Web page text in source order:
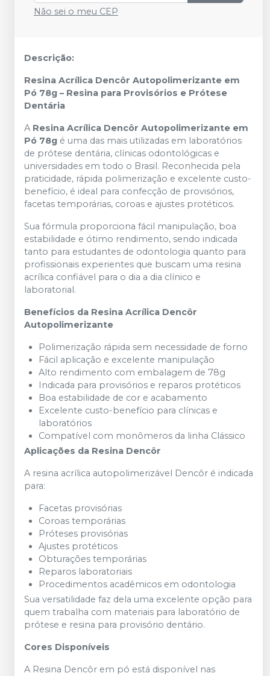
Não sei o meu CEP
Descrição:
Resina Acrílica Dencôr Autopolimerizante em
Pó 78g – Resina para Provisórios e Prótese
Dentária
A Resina Acrílica Dencôr Autopolimerizante em
Pó 78g é uma das mais utilizadas em laboratórios
de prótese dentária, clínicas odontológicas e
universidades em todo o Brasil. Reconhecida pela
praticidade, rápida polimerização e excelente custo-
benefício, é ideal para confecção de provisórios,
facetas temporárias, coroas e ajustes protéticos.
Sua fórmula proporciona fácil manipulação, boa
estabilidade e ótimo rendimento, sendo indicada
tanto para estudantes de odontologia quanto para
profissionais experientes que buscam uma resina
acrílica confiável para o dia a dia clínico e
laboratorial.
Benefícios da Resina Acrílica Dencôr
Autopolimerizante
Polimerização rápida sem necessidade de forno
Fácil aplicação e excelente manipulação
Alto rendimento com embalagem de 78g
Indicada para provisórios e reparos protéticos
Boa estabilidade de cor e acabamento
Excelente custo-benefício para clínicas e
laboratórios
Compatível com monômeros da linha Clássico
Aplicações da Resina Dencôr
A resina acrílica autopolimerizável Dencôr é indicada
para:
Facetas provisórias
Coroas temporárias
Próteses provisórias
Ajustes protéticos
Obturações temporárias
Reparos laboratoriais
Procedimentos acadêmicos em odontologia
Sua versatilidade faz dela uma excelente opção para
quem trabalha com materiais para laboratório de
prótese e resina para provisório dentário.
Cores Disponíveis
A Resina Dencôr em pó está disponível nas